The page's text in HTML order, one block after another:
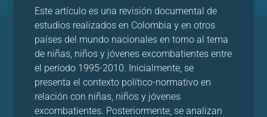
Este artículo es una revisión documental de
estudios realizados en Colombia y en otros
países del mundo nacionales en torno al tema
de niñas, niños y jóvenes excombatientes entre
el período 1995-2010. Inicialmente, se
presenta el contexto político-normativo en
relación con niñas, niños y jóvenes
excombatientes. Posteriormente, se analizan